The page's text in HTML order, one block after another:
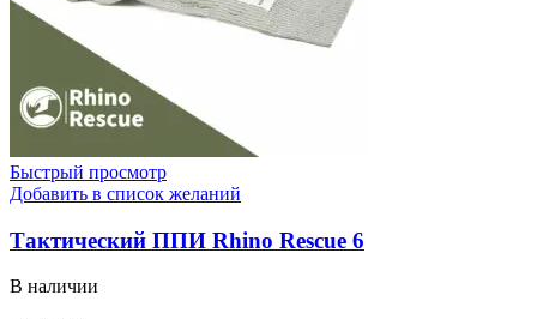
Быстрый просмотр
Добавить в список желаний
Тактический ППИ Rhino Rescue 6
В наличии